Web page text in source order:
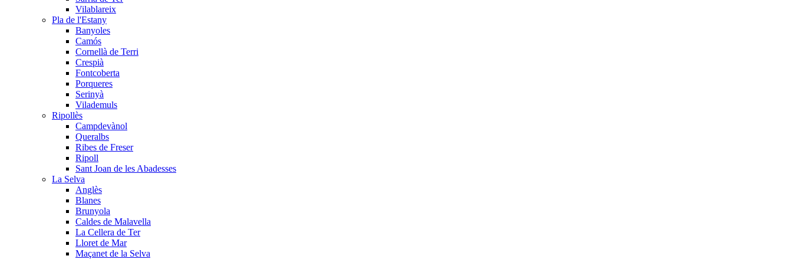
Vilablareix
Pla de l'Estany
Banyoles
Camós
Cornellà de Terri
Crespià
Fontcoberta
Porqueres
Serinyà
Vilademuls
Ripollès
Campdevànol
Queralbs
Ribes de Freser
Ripoll
Sant Joan de les Abadesses
La Selva
Anglès
Blanes
Brunyola
Caldes de Malavella
La Cellera de Ter
Lloret de Mar
Maçanet de la Selva